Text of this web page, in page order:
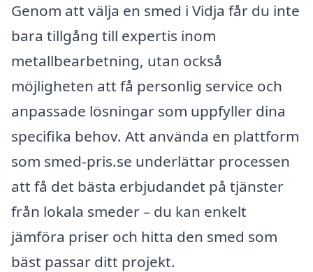
Genom att välja en smed i Vidja får du inte
bara tillgång till expertis inom
metallbearbetning, utan också
möjligheten att få personlig service och
anpassade lösningar som uppfyller dina
specifika behov. Att använda en plattform
som smed-pris.se underlättar processen
att få det bästa erbjudandet på tjänster
från lokala smeder – du kan enkelt
jämföra priser och hitta den smed som
bäst passar ditt projekt.